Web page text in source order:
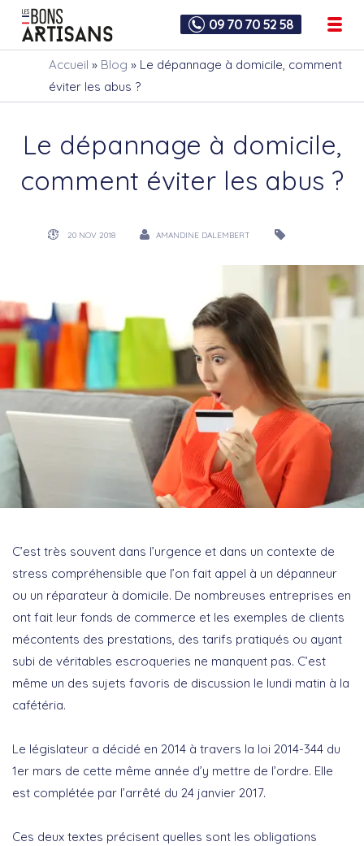
09 70 70 52 58
Accueil » Blog » Le dépannage à domicile, comment
éviter les abus ?
Le dépannage à domicile,
comment éviter les abus ?
20 NOV 2018 AMANDINE DALEMBERT
C’est très souvent dans l’urgence et dans un contexte de
stress compréhensible que l’on fait appel à un dépanneur
ou un réparateur à domicile. De nombreuses entreprises en
ont fait leur fonds de commerce et les exemples de clients
mécontents des prestations, des tarifs pratiqués ou ayant
subi de véritables escroqueries ne manquent pas. C’est
même un des sujets favoris de discussion le lundi matin à la
cafétéria.
Le législateur a décidé en 2014 à travers la loi 2014-344 du
1er mars de cette même année d’y mettre de l’ordre. Elle
est complétée par l’arrêté du 24 janvier 2017.
Ces deux textes précisent quelles sont les obligations